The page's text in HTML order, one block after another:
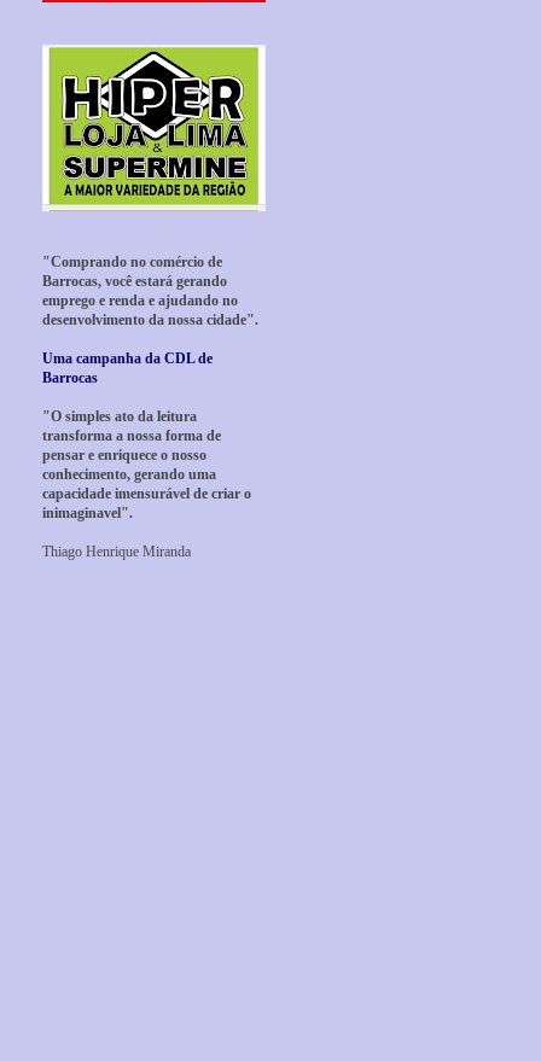
"Comprando no comércio de
Barrocas, você estará gerando
emprego e renda e ajudando no
desenvolvimento da nossa cidade".
Uma campanha da CDL de
Barrocas
"O simples ato da leitura
transforma a nossa forma de
pensar e enriquece o nosso
conhecimento, gerando uma
capacidade imensurável de criar o
inimaginavel".
Thiago Henrique Miranda